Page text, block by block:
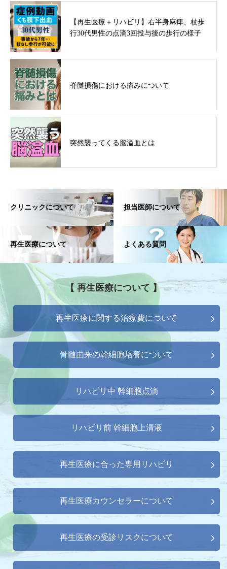
【再生医療＋リハビリ】右半身麻痺、杖歩
行30代男性の点滴3回投与後の歩行の様子
脊髄損傷における痛みについて
突然襲ってくる脳溢血とは
クリニックについて 担当医師について
再生医療について よくある質問
【 再生医療について 】
再生医療に関する治療費について
骨髄由来の幹細胞培養について
リハビリ中 幹細胞点滴
リハビリ前 幹細胞上清液
再生医療に合った専用リハビリ
再生医療カウンセラーについて
再生医療の受診リスクについて